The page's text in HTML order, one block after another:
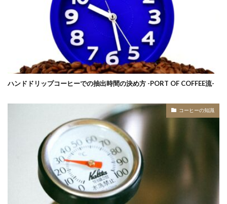
ハンドドリップコーヒーでの抽出時間の決め方 -PORT OF COFFEE流-
コーヒーの知識